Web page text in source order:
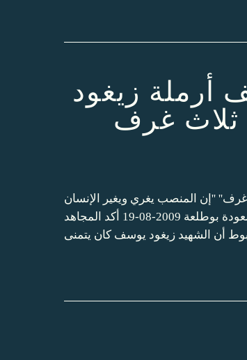
أرملة زيغود
غرف
''إن المنصب يغري ويغير الإنسان
ولا أريد أن أتغير لأنني جاهدت من أجل الجزائر'' المصدر الخبر اليومي مسعودة بوطلعة 2009-08-19 أكد المجاهد